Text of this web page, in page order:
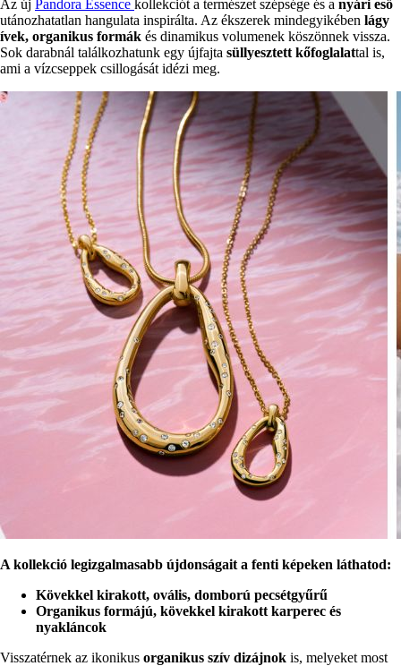
Az új Pandora Essence kollekciót a természet szépsége és a nyári eső
utánozhatatlan hangulata inspirálta. Az ékszerek mindegyikében lágy
ívek, organikus formák és dinamikus volumenek köszönnek vissza.
Sok darabnál találkozhatunk egy újfajta süllyesztett kőfoglalattal is,
ami a vízcseppek csillogását idézi meg.
A kollekció legizgalmasabb újdonságait a fenti képeken láthatod:
Kövekkel kirakott, ovális, domború pecsétgyűrű
Organikus formájú, kövekkel kirakott karperec és
nyakláncok
Visszatérnek az ikonikus organikus szív dizájnok is, melyeket most